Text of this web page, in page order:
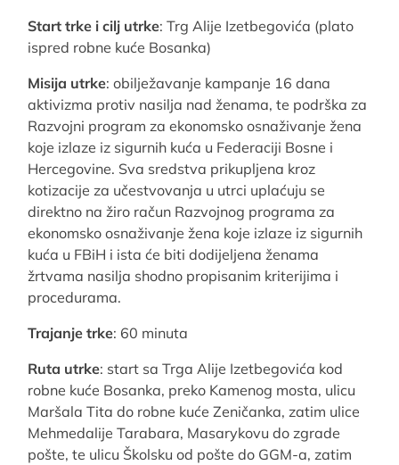
Start trke i cilj utrke: Trg Alije Izetbegovića (plato
ispred robne kuće Bosanka)
Misija utrke: obilježavanje kampanje 16 dana
aktivizma protiv nasilja nad ženama, te podrška za
Razvojni program za ekonomsko osnaživanje žena
koje izlaze iz sigurnih kuća u Federaciji Bosne i
Hercegovine. Sva sredstva prikupljena kroz
kotizacije za učestvovanja u utrci uplaćuju se
direktno na žiro račun Razvojnog programa za
ekonomsko osnaživanje žena koje izlaze iz sigurnih
kuća u FBiH i ista će biti dodijeljena ženama
žrtvama nasilja shodno propisanim kriterijima i
procedurama.
Trajanje trke: 60 minuta
Ruta utrke: start sa Trga Alije Izetbegovića kod
robne kuće Bosanka, preko Kamenog mosta, ulicu
Maršala Tita do robne kuće Zeničanka, zatim ulice
Mehmedalije Tarabara, Masarykovu do zgrade
pošte, te ulicu Školsku od pošte do GGM-a, zatim